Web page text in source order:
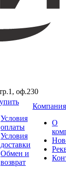
оф.230
Условия
оплаты
Условия
доставки
Обмен и
возврат
Компания
О